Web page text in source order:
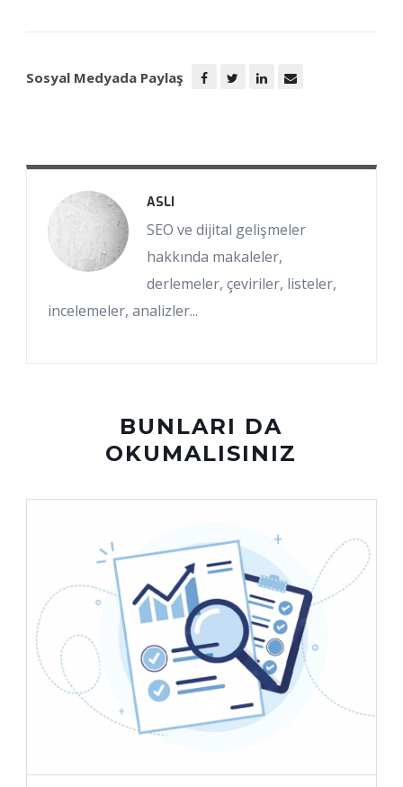
Sosyal Medyada Paylaş
ASLI
SEO ve dijital gelişmeler
hakkında makaleler,
derlemeler, çeviriler, listeler,
incelemeler, analizler...
BUNLARI DA
OKUMALISINIZ